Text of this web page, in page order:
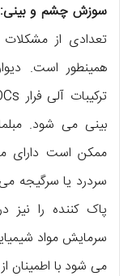
سوزش چشم و بینی:
تعدادی از
همینطور است.
بینی می شود.
ممکن است دارای
سردرد یا سرگیجه
پاک کننده را نیز
سرمایش مواد
می شود با اطمینان